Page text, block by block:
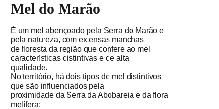
Mel do Marão
É um mel abençoado pela Serra do Marão e
pela natureza, com extensas manchas
de floresta da região que confere ao mel
características distintivas e de alta
qualidade.
No território, há dois tipos de mel distintivos
que são influenciados pela
proximidade da Serra da Abobareia e da flora
melífera: